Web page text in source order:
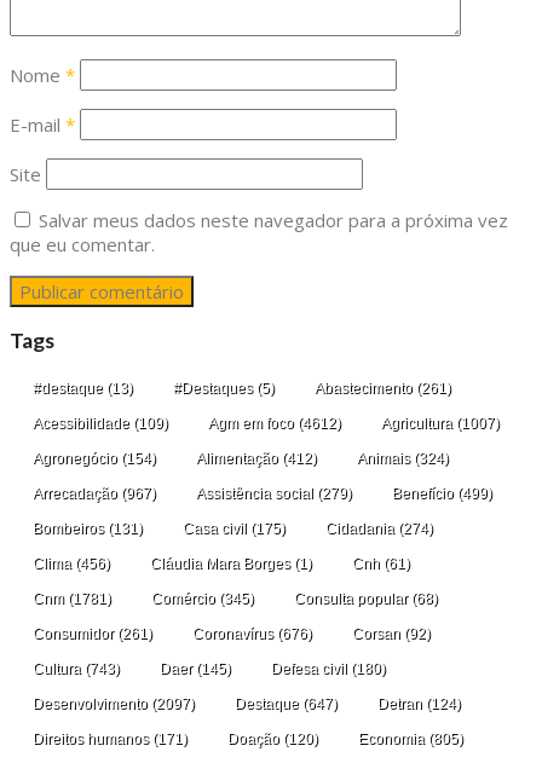
Nome *
E-mail *
Site
Salvar meus dados neste navegador para a próxima vez
que eu comentar.
Tags
#destaque (13) #Destaques(5) Abastecimento(261)
Acessibilidade (109) Agm em foco(4612) Agricultura (1007)
Agronegócio(154) Alimentação(412) Animais(324)
Arrecadação(967) Assistência social (279) Benefício(499)
Bombeiros(131) Casa civil (175) Cidadania (274)
Clima (456) Cláudia Mara Borges(1) Cnh (61)
Cnm(1781) Comércio(345) Consulta popular(68)
Consumidor(261) Coronavírus(676) Corsan (92)
Cultura (743) Daer(145) Defesa civil (180)
Desenvolvimento(2097) Destaque (647) Detran (124)
Direitos humanos(171) Doação(120) Economia (805)